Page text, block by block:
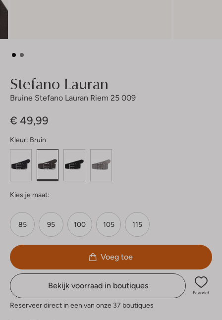
Stefano Lauran
Bruine Stefano Lauran Riem 25 009
€ 49,99
Kleur: Bruin
Kies je maat:
85 95 100 105 115
Voeg toe
Bekijk voorraad in boutiques
Favoriet
Reserveer direct in een van onze 37 boutiques